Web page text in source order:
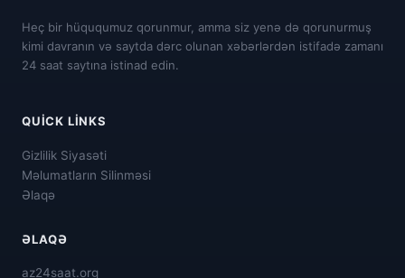
Heç bir hüququmuz qorunmur, amma siz yenə də qorunurmuş
kimi davranın və saytda dərc olunan xəbərlərdən istifadə zamanı
24 saat saytına istinad edin.
QUICK LINKS
Gizlilik Siyasəti
Məlumatların Silinməsi
Əlaqə
ƏLAQƏ
az24saat.org